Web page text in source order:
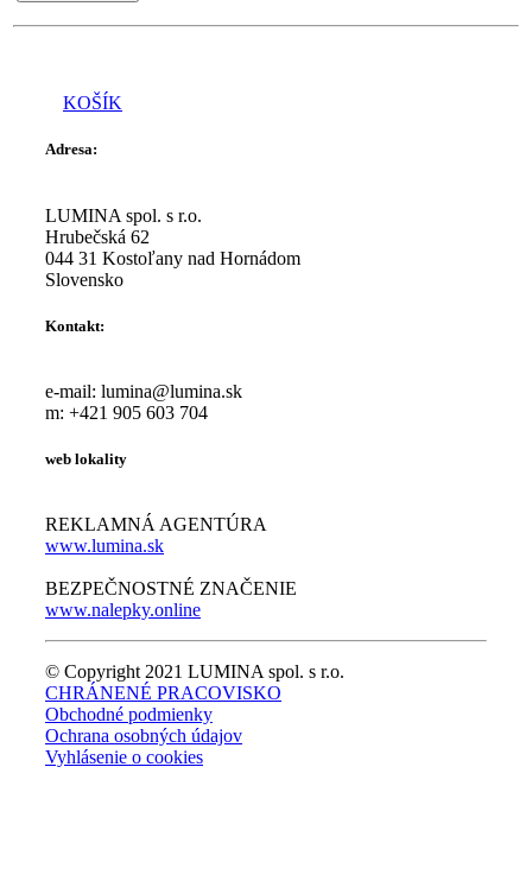
KOŠÍK
Adresa:
LUMINA spol. s r.o.
Hrubečská 62
044 31 Kostoľany nad Hornádom
Slovensko
Kontakt:
e-mail: lumina@lumina.sk
m: +421 905 603 704
web lokality
REKLAMNÁ AGENTÚRA
www.lumina.sk
BEZPEČNOSTNÉ ZNAČENIE
www.nalepky.online
© Copyright 2021 LUMINA spol. s r.o.
CHRÁNENÉ PRACOVISKO
Obchodné podmienky
Ochrana osobných údajov
Vyhlásenie o cookies